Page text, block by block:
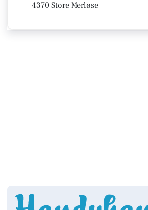
4370 Store Merløse